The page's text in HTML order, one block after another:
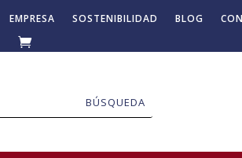
EMPRESA SOSTENIBILIDAD BLOG